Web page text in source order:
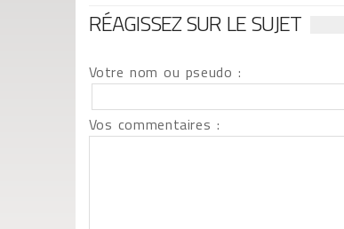
RÉAGISSEZ SUR LE SUJET
Votre nom ou pseudo :
Vos commentaires :